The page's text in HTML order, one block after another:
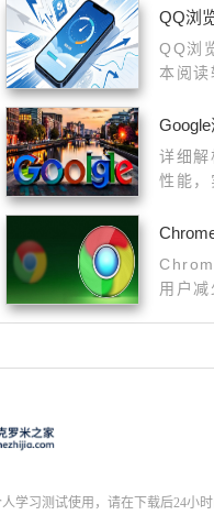
QQ浏
QQ浏
本阅读
详细
性能，
用户减
学习测试使用，请在下载后24小时